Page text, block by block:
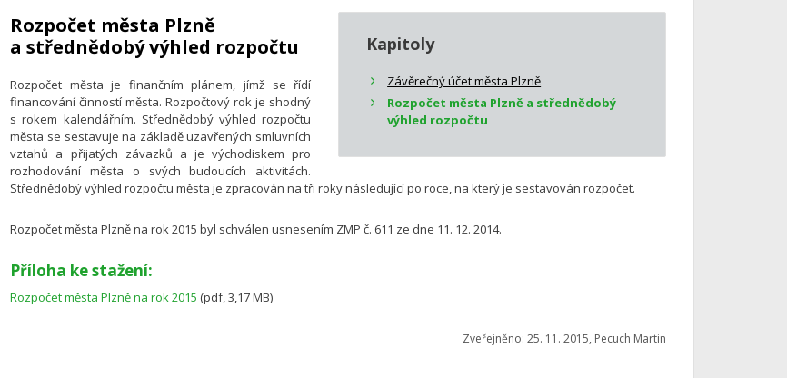
Kapitoly
Závěrečný účet města Plzně
Rozpočet města Plzně a střednědobý
výhled rozpočtu
Rozpočet města Plzně
a střednědobý výhled rozpočtu
Rozpočet města je finančním plánem, jímž se řídí
financování činností města. Rozpočtový rok je shodný
s rokem kalendářním. Střednědobý výhled rozpočtu
města se sestavuje na základě uzavřených smluvních
vztahů a přijatých závazků a je východiskem pro
rozhodování města o svých budoucích aktivitách.
Střednědobý výhled rozpočtu města je zpracován na tři roky následující po roce, na který je sestavován rozpočet.
Rozpočet města Plzně na rok 2015 byl schválen usnesením ZMP č. 611 ze dne 11. 12. 2014.
Příloha ke stažení:
Rozpočet města Plzně na rok 2015 (pdf, 3,17 MB)
Zveřejněno: 25. 11. 2015, Pecuch Martin